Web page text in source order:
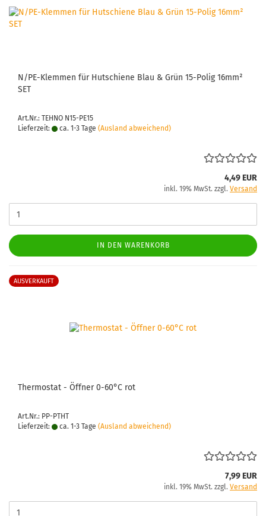
N/PE-​Klem­men für Hut­schie­ne Blau & Grün 15-​Polig 16mm²
SET
Art.Nr.: TEHNO N15-PE15
Lieferzeit:
ca. 1-3 Tage (Ausland abweichend)
4,49 EUR
inkl. 19% MwSt. zzgl. Versand
IN DEN WARENKORB
AUSVERKAUFT
Ther­mo­stat - Öff­ner 0-60°C rot
Art.Nr.: PP-PTHT
Lieferzeit:
ca. 1-3 Tage (Ausland abweichend)
7,99 EUR
inkl. 19% MwSt. zzgl. Versand